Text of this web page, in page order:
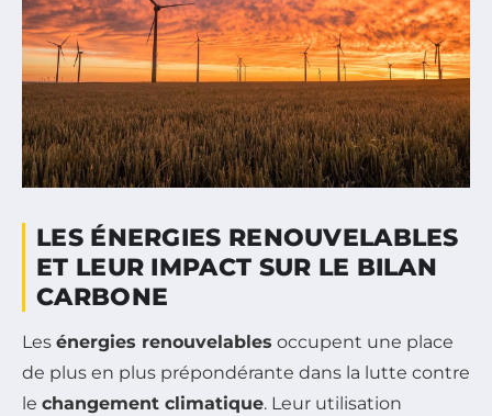
LES ÉNERGIES RENOUVELABLES
ET LEUR IMPACT SUR LE BILAN
CARBONE
Les énergies renouvelables occupent une place
de plus en plus prépondérante dans la lutte contre
le changement climatique. Leur utilisation